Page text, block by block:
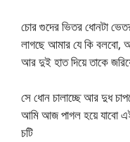
চোর গুদের ভিতর ধোনটা
লাগছে আমার যে কি
আর দুই হাত দিয়ে তাকে
সে ধোন চালাচ্ছে আর দুধ
আমি আজ পাগল হয়ে যাবো এই
চটি